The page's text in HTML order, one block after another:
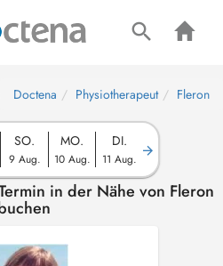
Doctena Physiotherapeut Fleron
SO.
9 Aug.
MO.
10 Aug.
DI.
11 Aug.
in der Nähe von Fleron